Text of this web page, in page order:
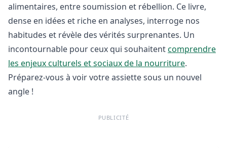
alimentaires, entre soumission et rébellion. Ce livre,
dense en idées et riche en analyses, interroge nos
habitudes et révèle des vérités surprenantes. Un
incontournable pour ceux qui souhaitentcomprendre
les enjeux culturels et sociaux de la nourriture.
Préparez-vous à voir votre assiette sous un nouvel
angle !
PUBLICITÉ